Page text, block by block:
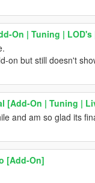
On | Tuning |
on but still doesn't
[Add-On | Tuning |
and am so glad its
[Add-On]